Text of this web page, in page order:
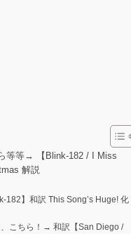
等等→ 【Blink-182 / I Miss
解説
182】和訳 This Song’s Huge! 化
こちら！→ 和訳【San Diego /